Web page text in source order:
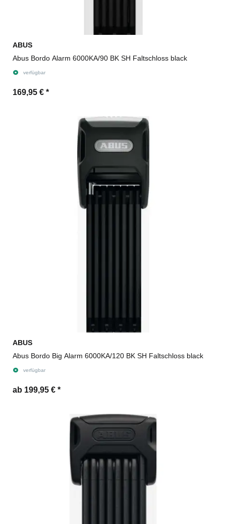
ABUS
Abus Bordo Alarm 6000KA/90 BK SH Faltschloss black
verfügbar
169,95 € *
ABUS
Abus Bordo Big Alarm 6000KA/120 BK SH Faltschloss black
verfügbar
ab 199,95 € *